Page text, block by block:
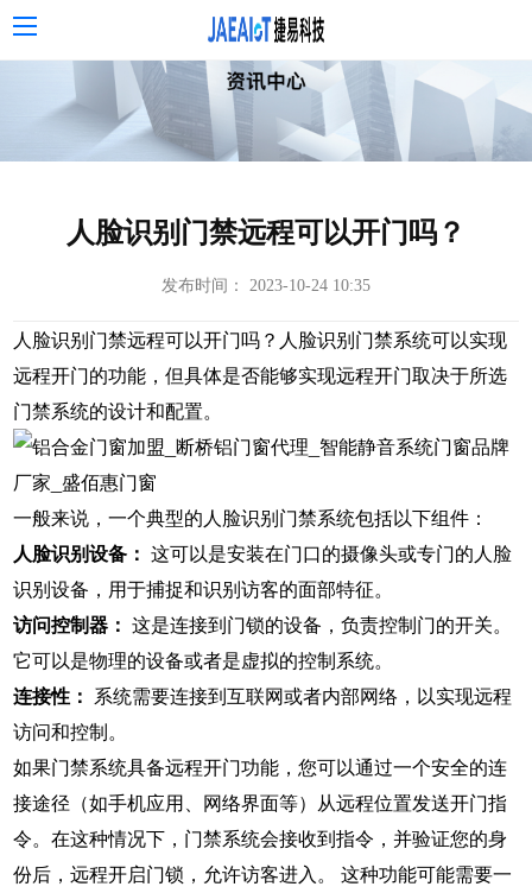
人脸识别门禁远程可以开门吗？
发布时间： 2023-10-24 10:35
人脸识别门禁远程可以开门吗？人脸识别门禁系统可以实现
远程开门的功能，但具体是否能够实现远程开门取决于所选
门禁系统的设计和配置。
一般来说，一个典型的人脸识别门禁系统包括以下组件：
人脸识别设备： 这可以是安装在门口的摄像头或专门的人脸
识别设备，用于捕捉和识别访客的面部特征。
访问控制器： 这是连接到门锁的设备，负责控制门的开关。
它可以是物理的设备或者是虚拟的控制系统。
连接性： 系统需要连接到互联网或者内部网络，以实现远程
访问和控制。
如果门禁系统具备远程开门功能，您可以通过一个安全的连
接途径（如手机应用、网络界面等）从远程位置发送开门指
令。在这种情况下，门禁系统会接收到指令，并验证您的身
份后，远程开启门锁，允许访客进入。 这种功能可能需要一